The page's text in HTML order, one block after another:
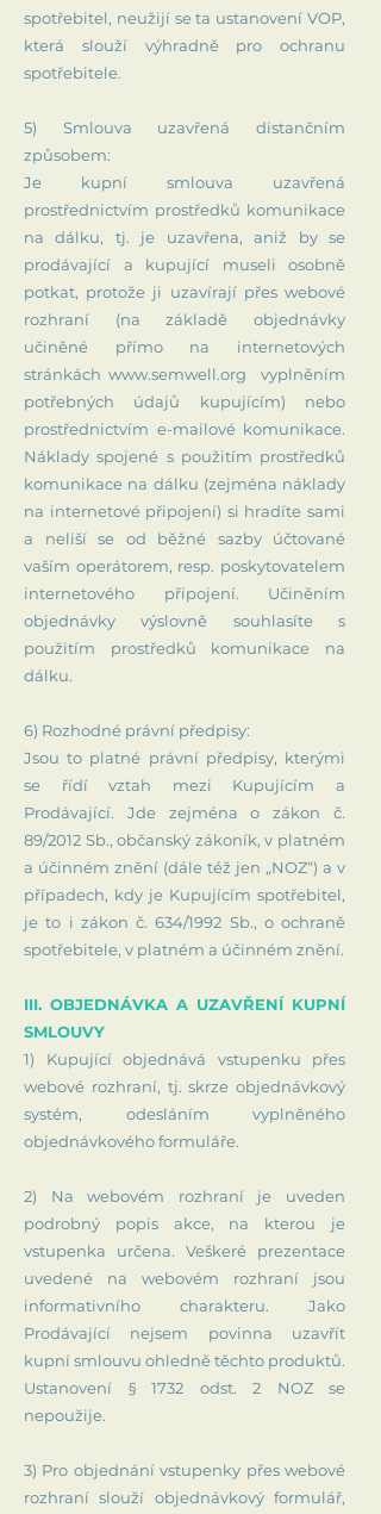
spotřebitel, neužijí se ta ustanovení VOP,
která slouží výhradně pro ochranu
spotřebitele.
5) Smlouva uzavřená distančním
způsobem:
Je kupní smlouva uzavřená
prostřednictvím prostředků komunikace
na dálku, tj. je uzavřena, aniž by se
prodávající a kupující museli osobně
potkat, protože ji uzavírají přes webové
rozhraní (na základě objednávky
učiněné přímo na internetových
stránkách www.semwell.org vyplněním
potřebných údajů kupujícím) nebo
prostřednictvím e-mailové komunikace.
Náklady spojené s použitím prostředků
komunikace na dálku (zejména náklady
na internetové připojení) si hradíte sami
a neliší se od běžné sazby účtované
vaším operátorem, resp. poskytovatelem
internetového připojení. Učiněním
objednávky výslovně souhlasíte s
použitím prostředků komunikace na
dálku.
6) Rozhodné právní předpisy:
Jsou to platné právní předpisy, kterými
se řídí vztah mezi Kupujícím a
Prodávající. Jde zejména o zákon č.
89/2012 Sb., občanský zákoník, v platném
a účinném znění (dále též jen „NOZ“) a v
případech, kdy je Kupujícím spotřebitel,
je to i zákon č. 634/1992 Sb., o ochraně
spotřebitele, v platném a účinném znění.
III. OBJEDNÁVKA A UZAVŘENÍ KUPNÍ
SMLOUVY
1) Kupující objednává vstupenku přes
webové rozhraní, tj. skrze objednávkový
systém, odesláním vyplněného
objednávkového formuláře.
2) Na webovém rozhraní je uveden
podrobný popis akce, na kterou je
vstupenka určena. Veškeré prezentace
uvedené na webovém rozhraní jsou
informativního charakteru. Jako
Prodávající nejsem povinna uzavřít
kupní smlouvu ohledně těchto produktů.
Ustanovení § 1732 odst. 2 NOZ se
nepoužije.
3) Pro objednání vstupenky přes webové
rozhraní slouží objednávkový formulář,